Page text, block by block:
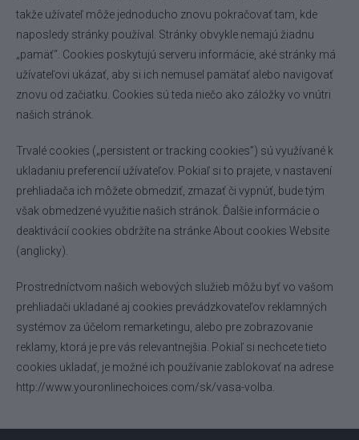
takže užívateľ môže jednoducho znovu pokračovať tam, kde
naposledy stránky používal. Stránky obvykle nemajú žiadnu
„pamäť“. Cookies poskytujú serveru informácie, aké stránky má
užívateľovi ukázať, aby si ich nemusel pamätať alebo navigovať
znovu od začiatku. Cookies sú teda niečo ako záložky vo vnútri
našich stránok.
Trvalé cookies („persistent or tracking cookies”) sú využívané k
ukladaniu preferencií užívateľov. Pokiaľ si to prajete, v nastavení
prehliadača ich môžete obmedziť, zmazať či vypnúť, bude tým
však obmedzené využitie našich stránok. Ďalšie informácie o
deaktivácií cookies obdržíte na stránke About cookies Website
(anglicky).
Prostredníctvom našich webových služieb môžu byť vo vašom
prehliadači ukladané aj cookies prevádzkovateľov reklamných
systémov za účelom remarketingu, alebo pre zobrazovanie
reklamy, ktorá je pre vás relevantnejšia. Pokiaľ si nechcete tieto
cookies ukladať, je možné ich používanie zablokovať na adrese
http://www.youronlinechoices.com/sk/vasa-volba